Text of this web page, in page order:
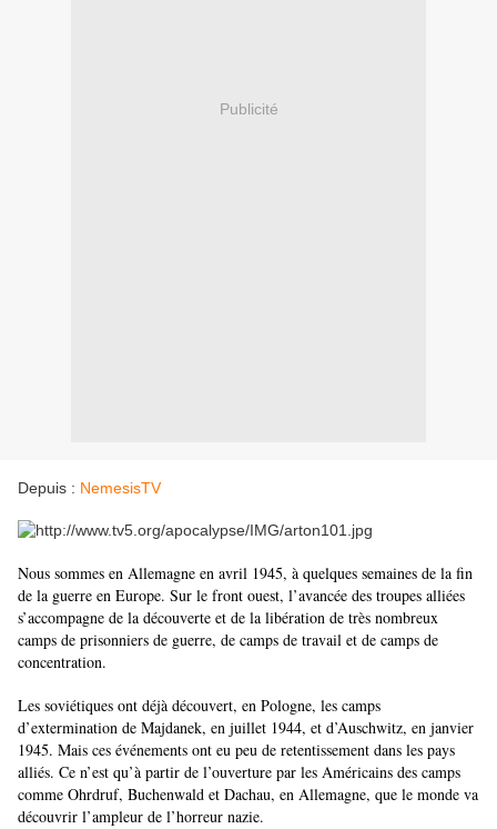
Publicité
Depuis : NemesisTV
Nous sommes en Allemagne en avril 1945, à quelques semaines de la fin
de la guerre en Europe. Sur le front ouest, l’avancée des troupes alliées
s’accompagne de la découverte et de la libération de très nombreux
camps de prisonniers de guerre, de camps de travail et de camps de
concentration.
Les soviétiques ont déjà découvert, en Pologne, les camps
d’extermination de Majdanek, en juillet 1944, et d’Auschwitz, en janvier
1945. Mais ces événements ont eu peu de retentissement dans les pays
alliés. Ce n’est qu’à partir de l’ouverture par les Américains des camps
comme Ohrdruf, Buchenwald et Dachau, en Allemagne, que le monde va
découvrir l’ampleur de l’horreur nazie.